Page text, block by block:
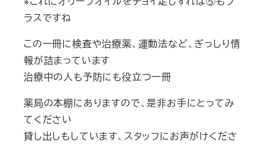
ラスですね
この一冊に検査や治療薬、運動法など、ぎっしり情
報が詰まっています
治療中の人も予防にも役立つ一冊
薬局の本棚にありますので、是非お手にとってみ
てください
貸し出しもしています、スタッフにお声がけくださ